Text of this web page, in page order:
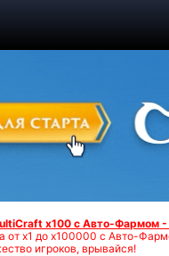
x100 с Авто-Фармом
от х1 до х100000 с Авто-
игроков, врывайся!